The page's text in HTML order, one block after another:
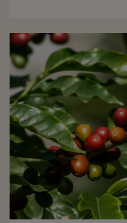
høylandet i Mexico til